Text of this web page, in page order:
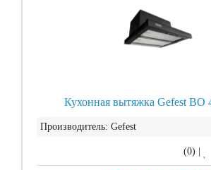
Кухонная вытяжка Gefest ВО
Производитель: Gefest
(0)